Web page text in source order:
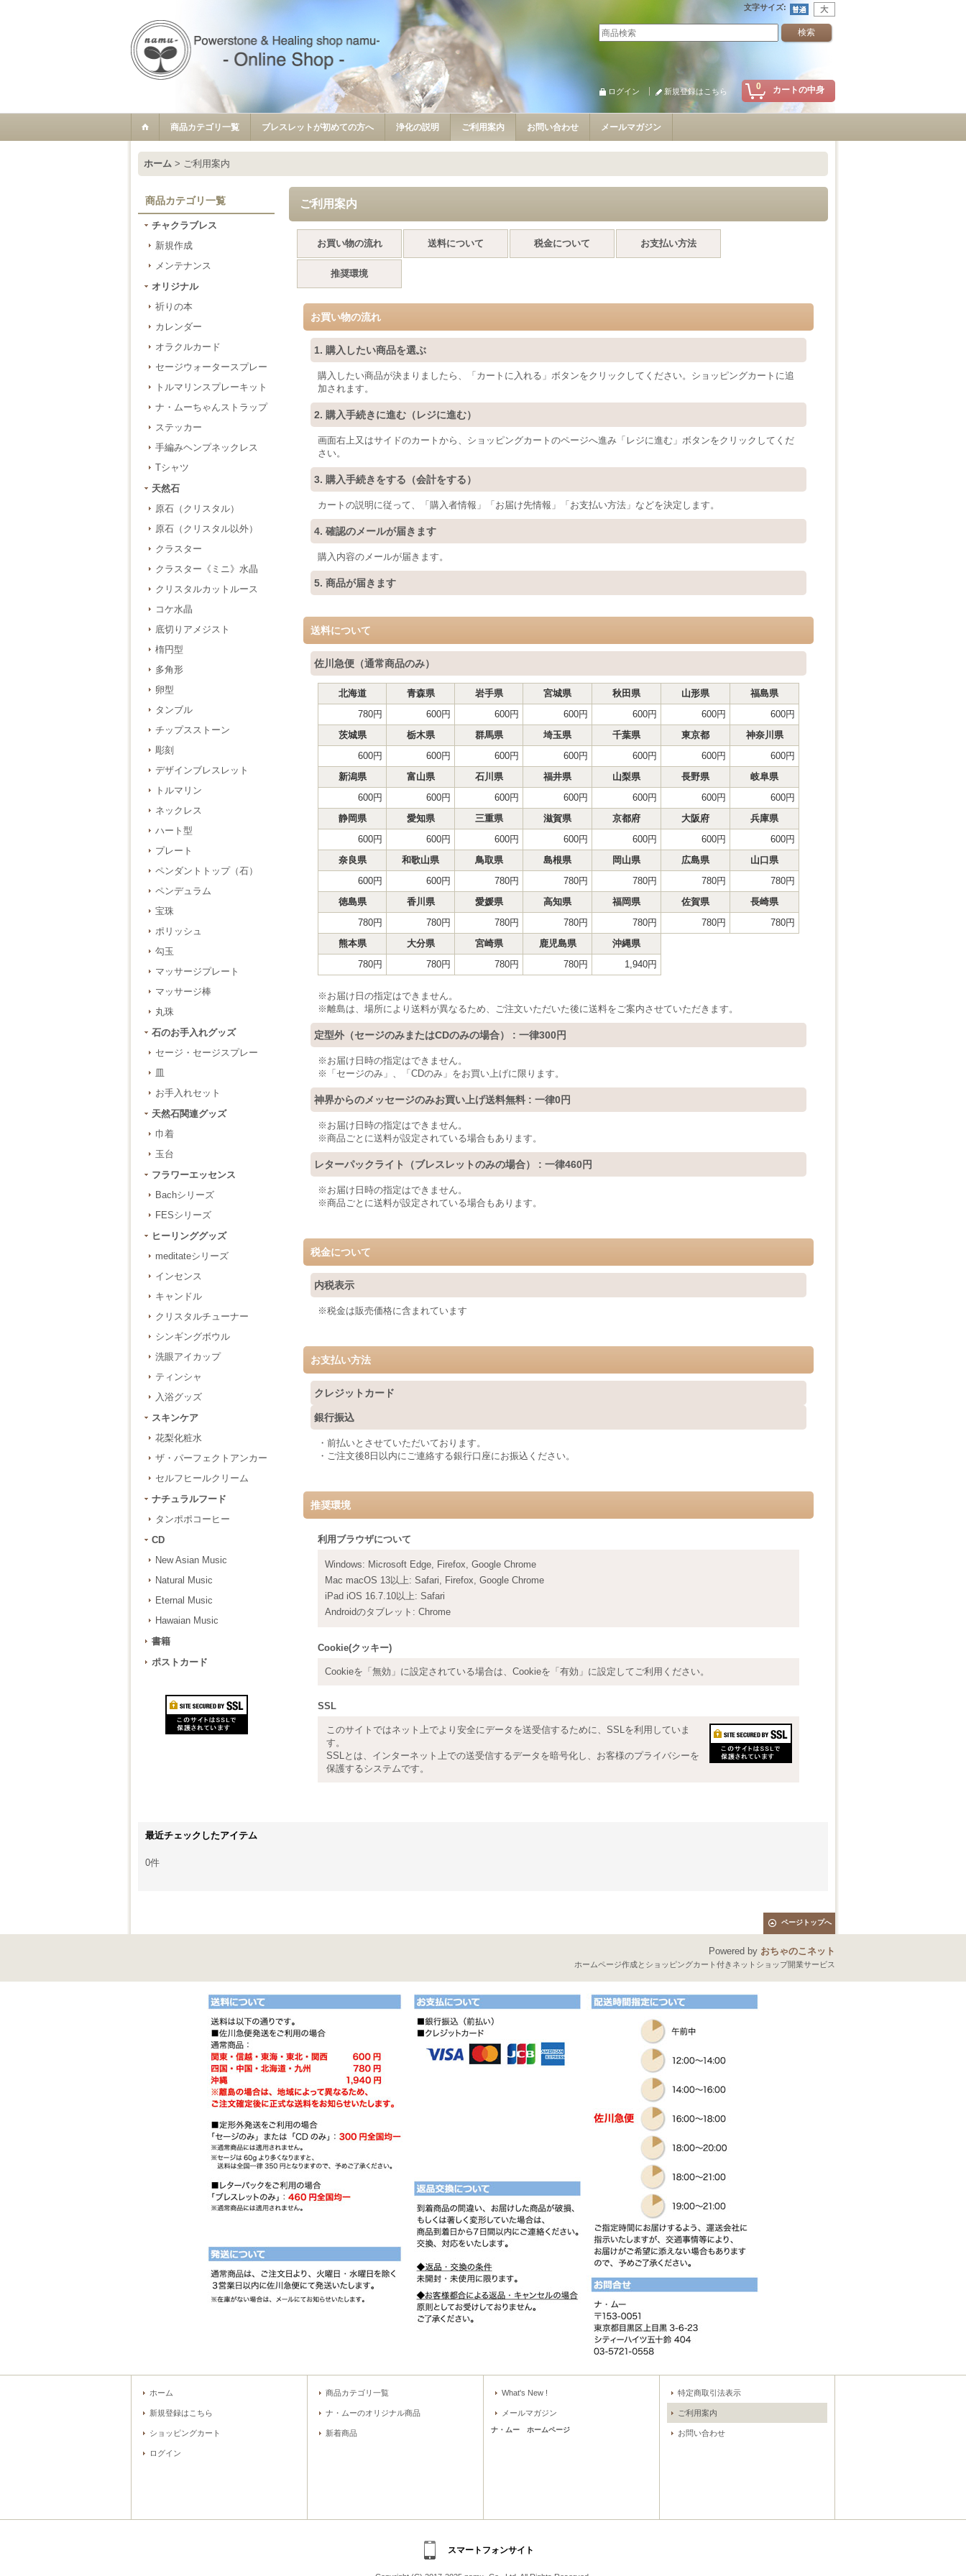
文字サイズ:
0 カートの中身
ログイン 新規登録はこちら
商品カテゴリ一覧 ブレスレットが初めての方へ 浄化の説明 ご利用案内 お問い合わせ メールマガジン
ホーム > ご利用案内
商品カテゴリ一覧
チャクラブレス
新規作成
メンテナンス
オリジナル
祈りの本
カレンダー
オラクルカード
セージウォータースプレー
トルマリンスプレーキット
ナ・ムーちゃんストラップ
ステッカー
手編みヘンプネックレス
Tシャツ
天然石
原石（クリスタル）
原石（クリスタル以外）
クラスター
クラスター《ミニ》水晶
クリスタルカットルース
コケ水晶
底切りアメジスト
楕円型
多角形
卵型
タンブル
チップスストーン
彫刻
デザインブレスレット
トルマリン
ネックレス
ハート型
プレート
ペンダントトップ（石）
ペンデュラム
宝珠
ポリッシュ
勾玉
マッサージプレート
マッサージ棒
丸珠
石のお手入れグッズ
セージ・セージスプレー
皿
お手入れセット
天然石関連グッズ
巾着
玉台
フラワーエッセンス
Bachシリーズ
FESシリーズ
ヒーリンググッズ
meditateシリーズ
インセンス
キャンドル
クリスタルチューナー
シンギングボウル
洗眼アイカップ
ティンシャ
入浴グッズ
スキンケア
花梨化粧水
ザ・パーフェクトアンカー
セルフヒールクリーム
ナチュラルフード
タンポポコーヒー
CD
New Asian Music
Natural Music
Eternal Music
Hawaian Music
書籍
ポストカード
ご利用案内
お買い物の流れ 送料について 税金について お支払い方法
推奨環境
お買い物の流れ
1. 購入したい商品を選ぶ
購入したい商品が決まりましたら、「カートに入れる」ボタンをクリックしてください。ショッピングカートに追
加されます。
2. 購入手続きに進む（レジに進む）
画面右上又はサイドのカートから、ショッピングカートのページへ進み「レジに進む」ボタンをクリックしてくだ
さい。
3. 購入手続きをする（会計をする）
カートの説明に従って、「購入者情報」「お届け先情報」「お支払い方法」などを決定します。
4. 確認のメールが届きます
購入内容のメールが届きます。
5. 商品が届きます
送料について
佐川急便（通常商品のみ）
北海道 青森県 岩手県 宮城県 秋田県 山形県
福島県
780円
600円 600円 600円 600円 600円
600円
茨城県
栃木県 群馬県 埼玉県 千葉県 東京都
神奈川県
600円
600円 600円 600円 600円 600円
600円
新潟県
富山県 石川県 福井県 山梨県 長野県
岐阜県
600円
600円 600円 600円 600円 600円
600円
静岡県
愛知県 三重県 滋賀県 京都府 大阪府
兵庫県
600円
600円 600円 600円 600円 600円
600円
奈良県
和歌山県 鳥取県 島根県 岡山県 広島県
山口県
600円
600円 780円 780円 780円 780円
780円
徳島県
香川県 愛媛県 高知県 福岡県 佐賀県
長崎県
780円
780円 780円 780円 780円 780円
780円
熊本県
大分県 宮崎県 鹿児島県
沖縄県
780円
780円 780円 780円 1,940円
※お届け日の指定はできません。
※離島は、場所により送料が異なるため、ご注文いただいた後に送料をご案内させていただきます。
定型外（セージのみまたはCDのみの場合） : 一律300円
※お届け日時の指定はできません。
※「セージのみ」、「CDのみ」をお買い上げに限ります。
神界からのメッセージのみお買い上げ送料無料 : 一律0円
※お届け日時の指定はできません。
※商品ごとに送料が設定されている場合もあります。
レターパックライト（ブレスレットのみの場合） : 一律460円
※お届け日時の指定はできません。
※商品ごとに送料が設定されている場合もあります。
税金について
内税表示
※税金は販売価格に含まれています
お支払い方法
クレジットカード
銀行振込
・前払いとさせていただいております。
・ご注文後8日以内にご連絡する銀行口座にお振込ください。
推奨環境
利用ブラウザについて
Windows: Microsoft Edge, Firefox, Google Chrome
Mac macOS 13以上: Safari, Firefox, Google Chrome
iPad iOS 16.7.10以上: Safari
Androidのタブレット : Chrome
Cookie(クッキー)
Cookieを「無効」に設定されている場合は、Cookieを「有効」に設定してご利用ください。
SSL
このサイトではネット上でより安全にデータを送受信するために、SSLを利用していま
す。
SSLとは、インターネット上での送受信するデータを暗号化し、お客様のプライバシーを
保護するシステムです。
最近チェックしたアイテム
0件
ページトップへ
Powered by おちゃのこネット
ホームページ作成とショッピングカート付きネットショップ開業サービス
ホーム
新規登録はこちら
ショッピングカート
ログイン
商品カテゴリ一覧
ナ・ムーのオリジナル商品
新着商品
What's New !
メールマガジン
ナ・ムー ホームページ
特定商取引法表示
ご利用案内
お問い合わせ
スマートフォンサイト